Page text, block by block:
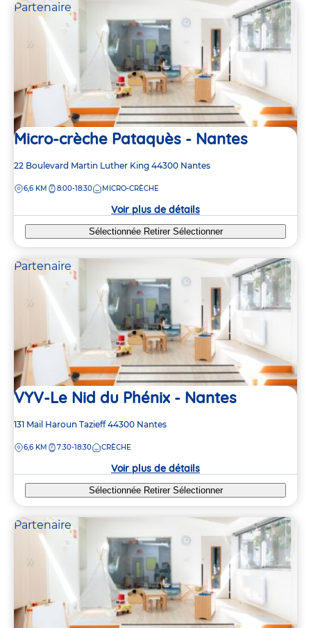
Partenaire
Micro-crèche Pataquès - Nantes
Adresse
la
22 Boulevard Martin Luther King 44300 Nantes
DISTANCE
6,6 KM 8:00-18:30 MICRO-CRÈCHE
Voir plus de détails
Sélectionnée Retirer Sélectionner
Partenaire
VYV-Le Nid du Phénix - Nantes
Adresse
la
131 Mail Haroun Tazieff 44300 Nantes
DISTANCE
6,6 KM 7:30-18:30 CRÈCHE
Voir plus de détails
Sélectionnée Retirer Sélectionner
Partenaire